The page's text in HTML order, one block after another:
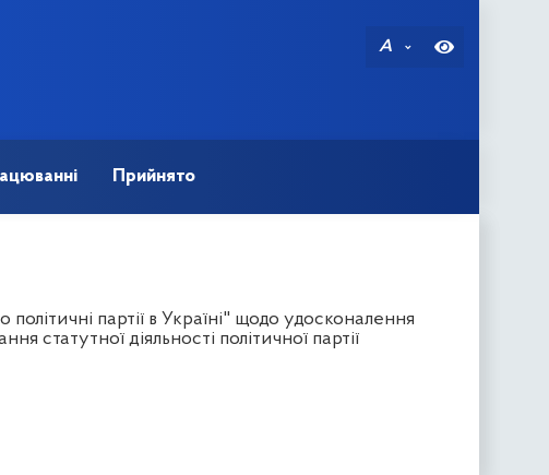
A
Прийнято
партії в Україні" щодо удосконалення
статутної діяльності політичної партії